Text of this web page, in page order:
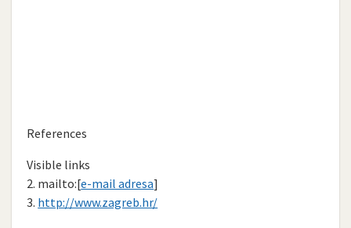
References
Visible links
2. mailto:[e-mail adresa]
3. http://www.zagreb.hr/